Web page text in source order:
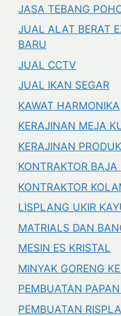
JASA TEBANG
JUAL ALAT BERAT
BARU
JUAL CCTV
JUAL IKAN SEGAR
KAWAT HARMONIKA
KERAJINAN MEJA
KERAJINAN
KONTRAKTOR BAJA
KONTRAKTOR
LISPLANG UKIR
MATRIALS DAN
MESIN ES KRISTAL
MINYAK GORENG
PEMBUATAN
PEMBUATAN